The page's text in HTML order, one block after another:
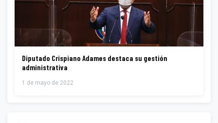
Diputado Crispiano Adames destaca su gestión
administrativa
1 de mayo de 2022